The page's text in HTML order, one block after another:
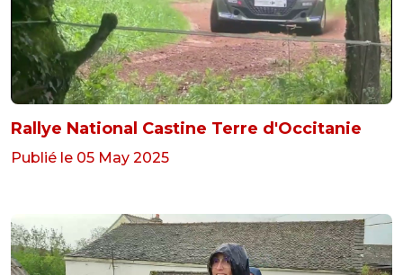
Rallye National Castine Terre d'Occitanie
Publié le 05 May 2025